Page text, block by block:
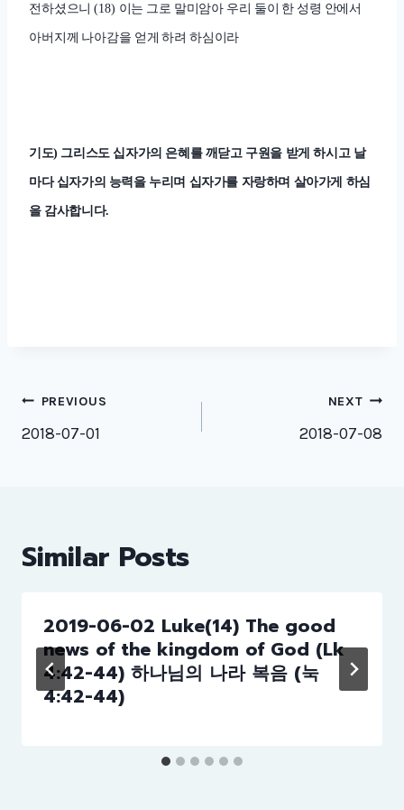
전하셨으니(18) 이는 그로 말미암아 우리 둘이 한 성령 안에서
아버지께 나아감을 얻게 하려 하심이라
기도) 그리스도 십자가의 은혜를 깨닫고 구원을 받게 하시고 날
마다 십자가의 능력을 누리며 십자가를 자랑하며 살아가게 하심
을 감사합니다.
Post
navigation
PREVIOUS
2018-07-01
NEXT
2018-07-08
Similar Posts
2019-06-02 Luke(14) The good
news of the kingdom of God (Lk
4:42-44) 하나님의 나라 복음 (눅
4:42-44)